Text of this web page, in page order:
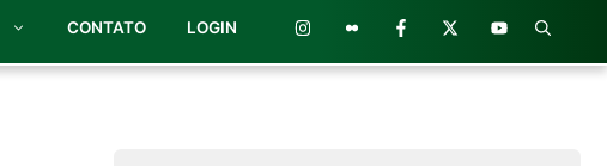
CONTATO LOGIN